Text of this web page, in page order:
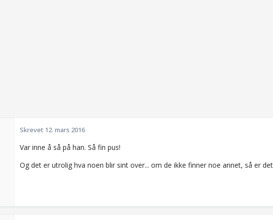
Skrevet 12. mars 2016
Var inne å så på han. Så fin pus!
Og det er utrolig hva noen blir sint over... om de ikke finner noe annet, så er